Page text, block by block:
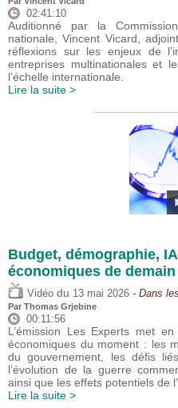
02:41:10
Auditionné par la
nationale, Vincent Vicard,
réflexions sur les enjeux de
entreprises multinationales et
l’échelle internationale.
Lire la suite >
Budget, démographie,
économiques de demain
Vidéo du 13 mai 2026 - Dans
Par Thomas Grjebine
00:11:56
L’émission Les Experts met
économiques du moment : les
du gouvernement, les défis
l’évolution de la guerre
ainsi que les effets potentiels de
Lire la suite >